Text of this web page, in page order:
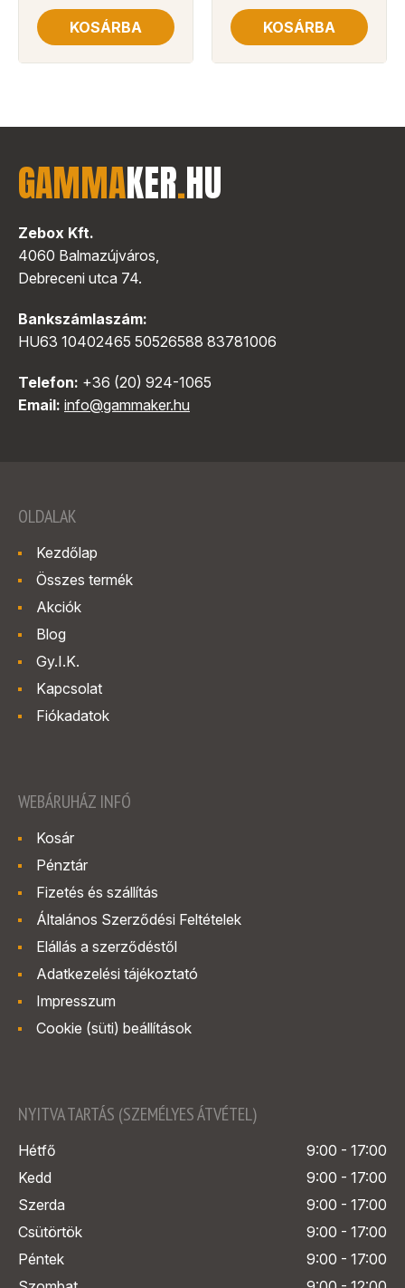
KOSÁRBA KOSÁRBA
GAMMAKER.HU
Zebox Kft.
4060 Balmazújváros,
Debreceni utca 74.
Bankszámlaszám:
HU63 10402465 50526588 83781006
Telefon: +36 (20) 924-1065
Email: info@gammaker.hu
OLDALAK
Kezdőlap
Összes termék
Akciók
Blog
Gy.I.K.
Kapcsolat
Fiókadatok
WEBÁRUHÁZ INFÓ
Kosár
Pénztár
Fizetés és szállítás
Általános Szerződési Feltételek
Elállás a szerződéstől
Adatkezelési tájékoztató
Impresszum
Cookie (süti) beállítások
NYITVA TARTÁS (SZEMÉLYES ÁTVÉTEL)
Hétfő
9:00 - 17:00
Kedd
9:00 - 17:00
Szerda
9:00 - 17:00
Csütörtök
9:00 - 17:00
Péntek
9:00 - 17:00